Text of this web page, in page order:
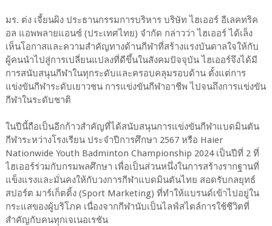
มร. ต่ง เจี้ยนผิง ประธานกรรมการบริหาร บริษัท ไฮเออร์ อีเลคทริค
อล แอพพลายแอนซ์ (ประเทศไทย) จำกัด กล่าวว่า ไฮเออร์ ได้เล็ง
เห็นโอกาสและความสำคัญทางด้านกีฬาที่สร้างแรงบันดาลใจให้กับ
ผู้คนนำไปสู่การเปลี่ยนแปลงที่ดีขึ้นในสังคมปัจจุบัน ไฮเออร์จึงได้มี
การสนับสนุนกีฬาในทุกระดับและครอบคลุมรอบด้าน ตั้งแต่การ
แข่งขันกีฬาระดับเยาวชน การแข่งขันกีฬาอาชีพ ไปจนถึงการแข่งขัน
กีฬาในระดับชาติ
ในปีนี้ถือเป็นอีกก้าวสำคัญที่ได้สนับสนุนการแข่งขันกีฬาแบดมินตัน
กีฬาระหว่างโรงเรียน ประจำปีการศึกษา 2567 หรือ Haier
Nationwide Youth Badminton Championship 2024 เป็นปีที่ 2 ที่
ไฮเออร์ร่วมกับกรมพลศึกษา เพื่อเป็นส่วนหนึ่งในการสร้างรากฐานที่
แข็งแรงและมั่นคงให้กับวงการกีฬาแบดมินตันไทย สอดรับกลยุทธ์
สปอร์ต มาร์เก็ตติ้ง (Sport Marketing) ที่ทำให้แบรนด์เข้าไปอยู่ใน
กระแสของผู้บริโภค เนื่องจากกีฬานับเป็นไลฟ์สไตล์การใช้ชีวิตที่
สำคัญกับคนทุกเจเนอเรชัน